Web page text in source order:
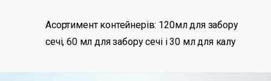
Асортимент контейнерів: 120мл для забору
сечі, 60 мл для забору сечі і 30 мл для калу